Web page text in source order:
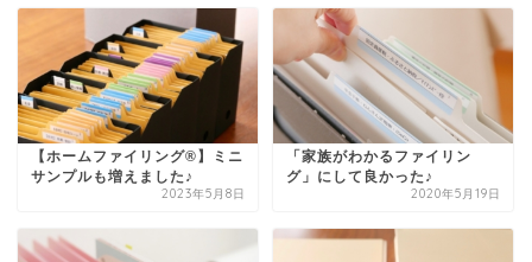
【ホームファイリング®︎】ミニ
サンプルも増えました♪⁣
2023年5月8日
「家族がわかるファイリン
グ」にして良かった♪
2020年5月19日